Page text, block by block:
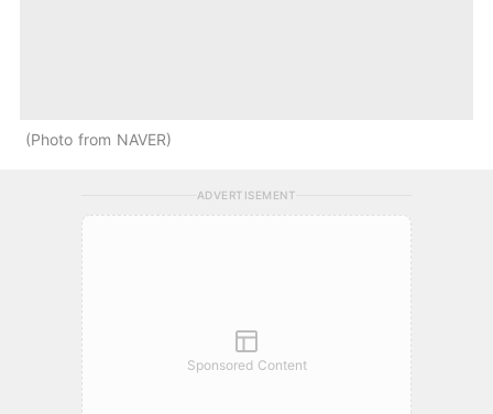
Photo from NAVER
ADVERTISEMENT
Sponsored Content